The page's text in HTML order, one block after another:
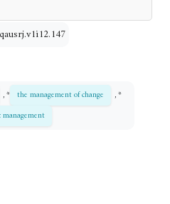
, * the management of change
, *
management